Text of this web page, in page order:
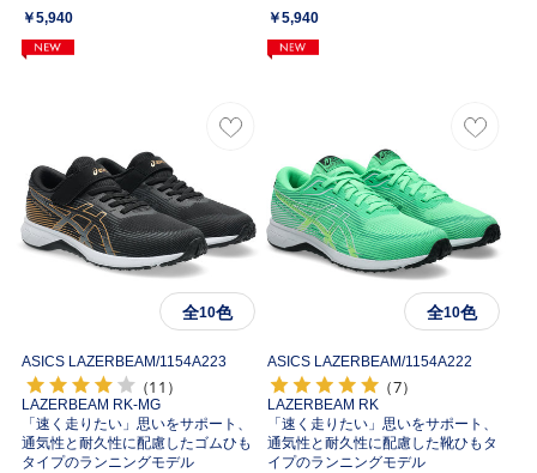
￥5,940
￥5,940
全10色
ASICS LAZERBEAM/1154A223
（11）
LAZERBEAM RK-MG
「速く走りたい」思いをサポート、
通気性と耐久性に配慮したゴムひも
タイプのランニングモデル
全10色
ASICS LAZERBEAM/1154A222
（7）
LAZERBEAM RK
「速く走りたい」思いをサポート、
通気性と耐久性に配慮した靴ひもタ
イプのランニングモデル